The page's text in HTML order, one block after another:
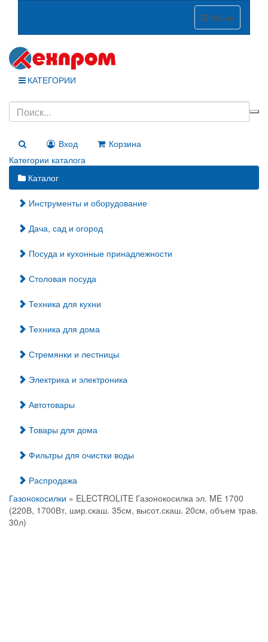
Меню
КАТЕГОРИИ
Вход
Корзина
Категории каталога
Каталог
Инструменты и оборудование
Дача, сад и огород
Посуда и кухонные принадлежности
Столовая посуда
Техника для кухни
Техника для дома
Стремянки и лестницы
Электрика и электроника
Автотовары
Товары для дома
Фильтры для очистки воды
Распродажа
Газонокосилки » ELECTROLITE Газонокосилка эл. ME 1700
(220В, 1700Вт, шир.скаш. 35см, высот.скаш. 20см, объем трав.
30л)